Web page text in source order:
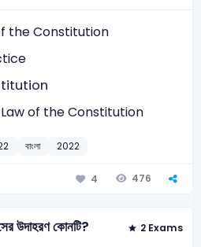
the Constitution
of the Constitution
বাংলা 2022
4 476
উদাহরণ কোনটি? 2 Exams